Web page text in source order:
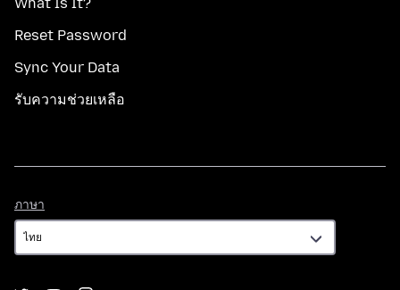
Reset Password
Sync Your Data
รับความช่วยเหลือ
ภาษา